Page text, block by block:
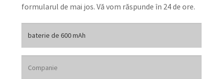
formularul de mai jos. Vă vom răspunde în 24 de ore.